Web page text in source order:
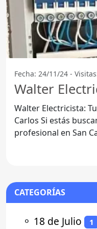
Fecha: 24/11/24 -
Walter
Walter Electricista:
Carlos Si estás buscando un electricista confiable y
profesional en San
CATEGORÍAS
⚬ 18 de Julio 1